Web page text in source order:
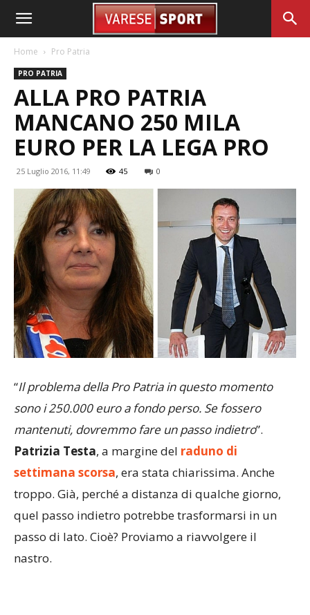
Home Pro Patria
PRO PATRIA
ALLA PRO PATRIA
MANCANO 250 MILA
EURO PER LA LEGA PRO
25 Luglio 2016, 11:49 45 0
“Il problema della Pro Patria in questo momento
sono i 250.000 euro a fondo perso. Se fossero
mantenuti, dovremmo fare un passo indietro”.
Patrizia Testa, a margine del raduno di
settimana scorsa, era stata chiarissima. Anche
troppo. Già, perché a distanza di qualche giorno,
quel passo indietro potrebbe trasformarsi in un
passo di lato. Cioè? Proviamo a riavvolgere il
nastro.